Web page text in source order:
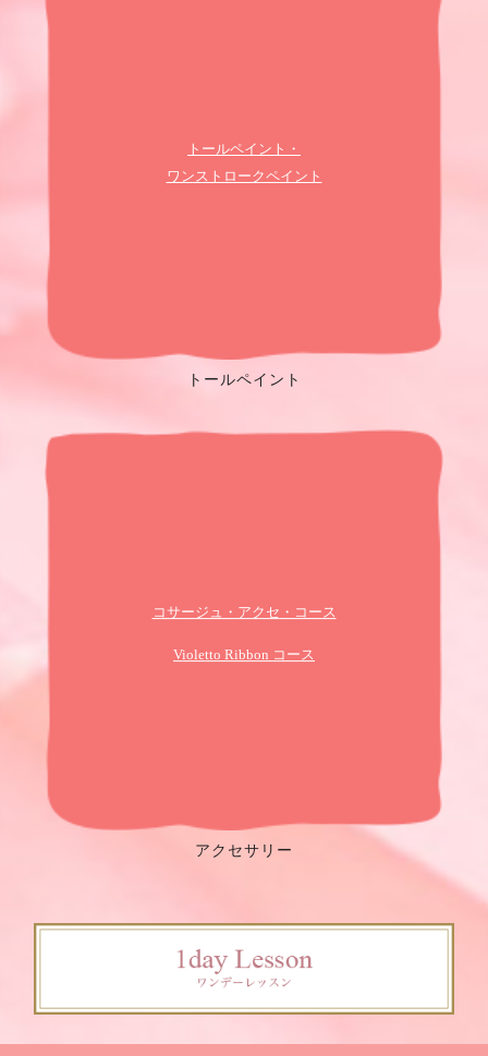
トールペイント・
ワンストロークペイント
トールペイント
コサージュ・アクセ・コース
Violetto Ribbon コース
アクセサリー